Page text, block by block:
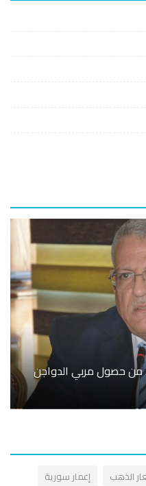
حصول مربي الدواجن
كباتن و
إعمار سورية